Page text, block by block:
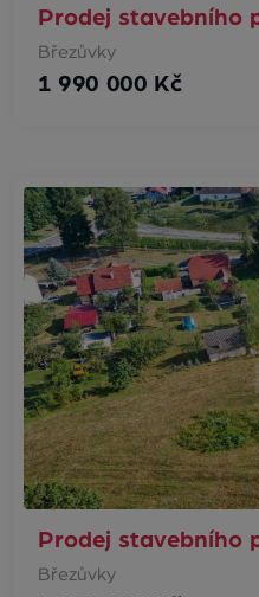
Prodej stavebního
Březůvky
1 990 000 Kč
Prodej stavebního
Březůvky